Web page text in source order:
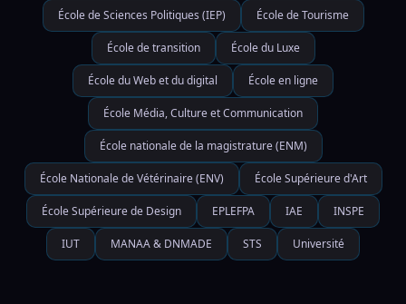
École de Sciences Politiques (IEP) École de Tourisme
École de transition École du Luxe
École du Web et du digital École en ligne
École Média, Culture et Communication
École nationale de la magistrature (ENM)
École Nationale de Vétérinaire (ENV) École Supérieure d'Art
École Supérieure de Design EPLEFPA IAE INSPE
IUT MANAA & DNMADE STS Université